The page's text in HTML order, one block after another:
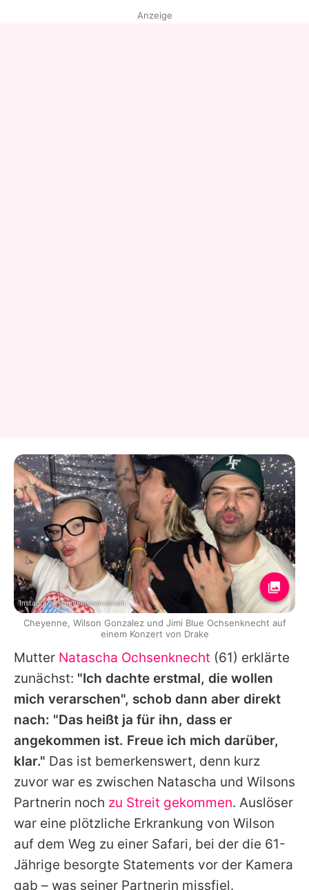
Mutter Natascha Ochsenknecht (61) erklärte
zunächst: "Ich dachte erstmal, die wollen
mich verarschen", schob dann aber direkt
nach: "Das heißt ja für ihn, dass er
angekommen ist. Freue ich mich darüber,
klar." Das ist bemerkenswert, denn kurz
zuvor war es zwischen Natascha und Wilsons
Partnerin noch zu Streit gekommen. Auslöser
war eine plötzliche Erkrankung von Wilson
auf dem Weg zu einer Safari, bei der die 61-
Jährige besorgte Statements vor der Kamera
gab – was seiner Partnerin missfiel.
Anzeige
Instagram / cheyennesavannah
Cheyenne, Wilson Gonzalez und Jimi Blue Ochsenknecht auf
einem Konzert von Drake